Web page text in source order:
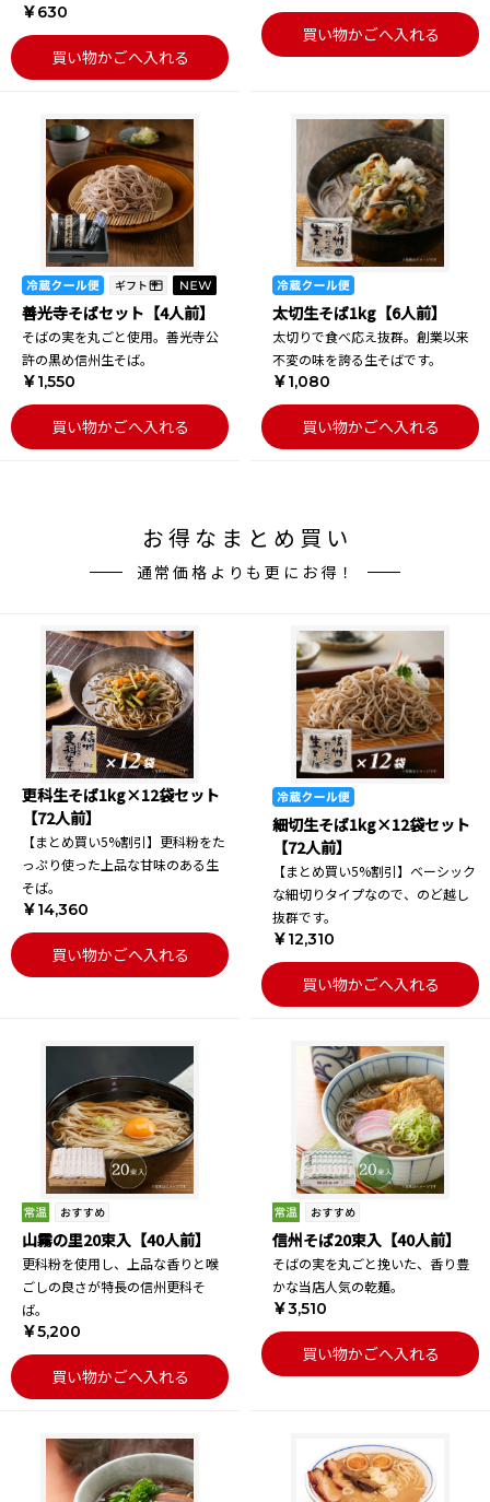
￥630
買い物かごへ入れる
買い物かごへ入れる
善光寺そばセット【4人前】
そばの実を丸ごと使用。善光寺公
許の黒め信州生そば。
￥1,550
買い物かごへ入れる
太切生そば1kg【6人前】
太切りで食べ応え抜群。創業以来
不変の味を誇る生そばです。
￥1,080
買い物かごへ入れる
お得なまとめ買い
通常価格よりも更にお得！
更科生そば1kg×12袋セット
【72人前】
【まとめ買い5%割引】更科粉をた
っぷり使った上品な甘味のある生
そば。
￥14,360
買い物かごへ入れる
細切生そば1kg×12袋セット
【72人前】
【まとめ買い5%割引】ベーシック
な細切りタイプなので、のど越し
抜群です。
￥12,310
買い物かごへ入れる
山霧の里20束入【40人前】
更科粉を使用し、上品な香りと喉
ごしの良さが特長の信州更科そ
ば。
￥5,200
買い物かごへ入れる
信州そば20束入【40人前】
そばの実を丸ごと挽いた、香り豊
かな当店人気の乾麺。
￥3,510
買い物かごへ入れる